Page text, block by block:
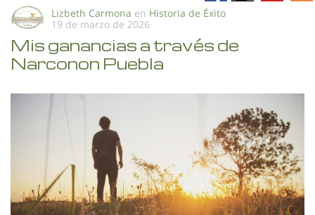
on
on
on
on
Lizbeth Carmona en Historia de Éxito
19 de marzo de 2026
Mis ganancias a través de
Narconon Puebla